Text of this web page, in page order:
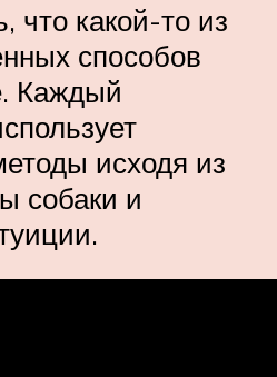
что какой-то из
способов
Каждый
исходя из
собаки и